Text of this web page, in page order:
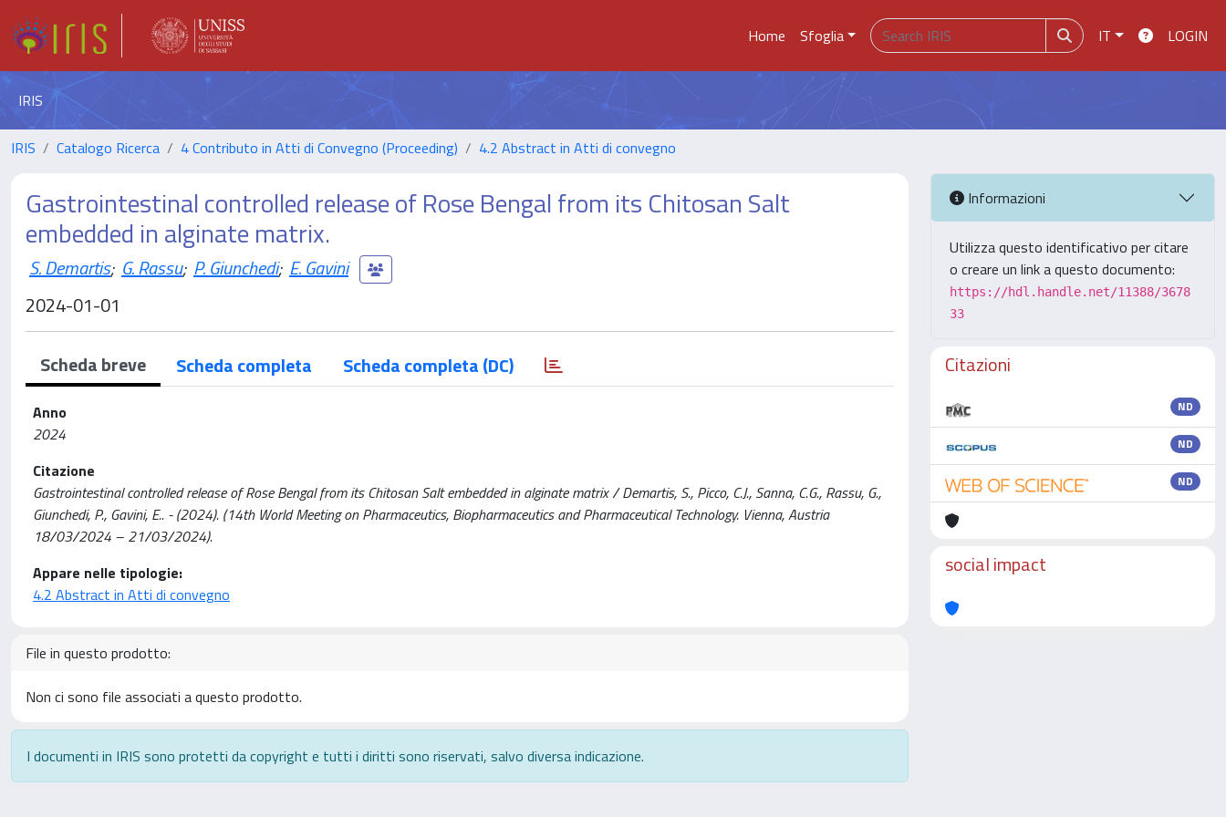
Home Sfoglia IT LOGIN
IRIS
IRIS Catalogo Ricerca 4 Contributo in Atti di Convegno (Proceeding) 4.2 Abstract in Atti di convegno
Gastrointestinal controlled release of Rose Bengal from its Chitosan Salt
embedded in alginate matrix.
S. Demartis; G. Rassu; P. Giunchedi; E. Gavini
2024-01-01
Scheda breve Scheda completa Scheda completa (DC)
Anno
2024
Citazione
Gastrointestinal controlled release of Rose Bengal from its Chitosan Salt embedded in alginate matrix / Demartis, S., Picco, C.J., Sanna, C.G., Rassu, G.,
Giunchedi, P., Gavini, E.. - (2024). (14th World Meeting on Pharmaceutics, Biopharmaceutics and Pharmaceutical Technology. Vienna, Austria
18/03/2024 – 21/03/2024).
Appare nelle tipologie:
4.2 Abstract in Atti di convegno
File in questo prodotto:
Non ci sono file associati a questo prodotto.
I documenti in IRIS sono protetti da copyright e tutti i diritti sono riservati, salvo diversa indicazione.
Informazioni
Utilizza questo identificativo per citare
o creare un link a questo documento:
https://hdl.handle.net/11388/3678
33
Citazioni
ND
ND
ND
social impact